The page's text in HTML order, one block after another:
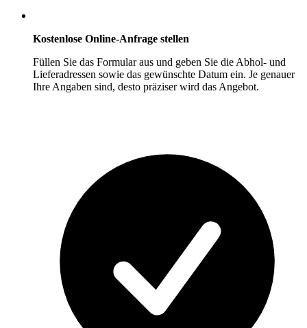
Kostenlose Online-Anfrage stellen
Füllen Sie das Formular aus und geben Sie die Abhol- und
Lieferadressen sowie das gewünschte Datum ein. Je genauer
Ihre Angaben sind, desto präziser wird das Angebot.